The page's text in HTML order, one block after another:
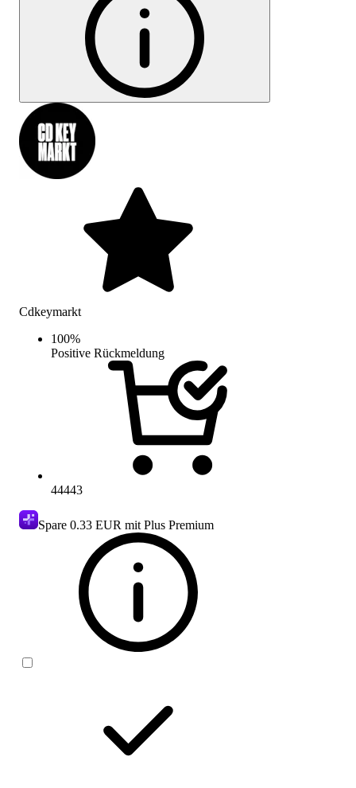
Cdkeymarkt
100%
Positive Rückmeldung
44443
Spare 0.33 EUR mit Plus Premium